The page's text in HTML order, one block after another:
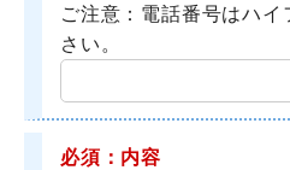
ご注意：電話番号はハ
さい。
必須：内容